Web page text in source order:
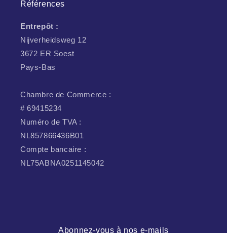
Références
Entrepôt :
Nijverheidsweg 12
3672 ER Soest
Pays-Bas
Chambre de Commerce :
# 69415234
Numéro de TVA :
NL857866436B01
Compte bancaire :
NL75ABNA0251145042
Abonnez-vous à nos e-mails